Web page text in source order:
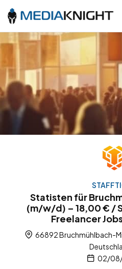
Statisten für
(m/w/d) – 18,00 € /
Freelancer
66892 Bruchmühlbach-
02/